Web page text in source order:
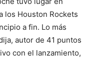
los Houston Rockets
a fin. Lo más
autor de 41 puntos
con el lanzamiento,